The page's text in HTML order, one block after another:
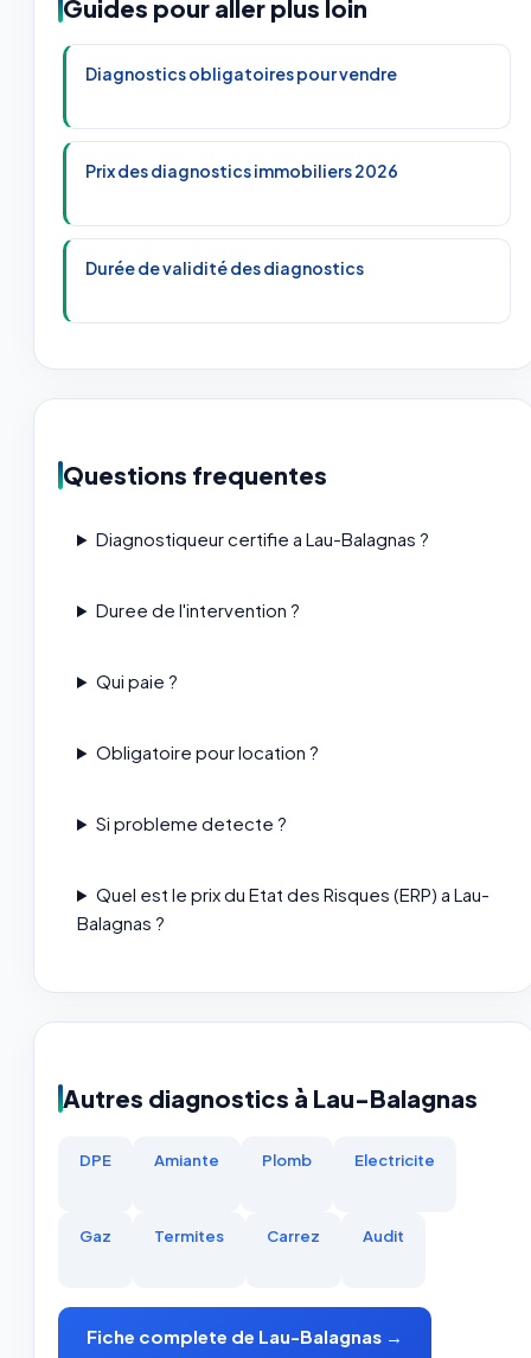
Guides pour aller plus loin
Diagnostics obligatoires pour vendre
Prix des diagnostics immobiliers 2026
Durée de validité des diagnostics
Questions frequentes
Diagnostiqueur certifie a Lau-Balagnas ?
Duree de l'intervention ?
Qui paie ?
Obligatoire pour location ?
Si probleme detecte ?
Quel est le prix du Etat des Risques (ERP) a Lau-
Balagnas ?
Autres diagnostics à Lau-Balagnas
DPE Amiante Plomb Electricite
Gaz Termites Carrez Audit
Fiche complete de Lau-Balagnas →